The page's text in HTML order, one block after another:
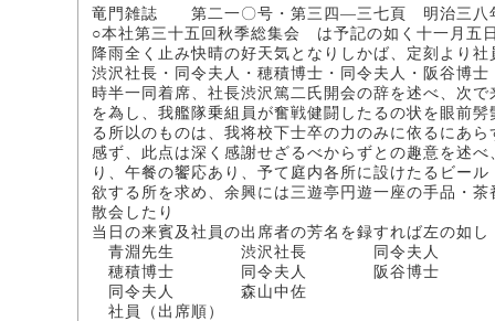
竜門雑誌 第二一〇号・第三四―三七頁 明治三八
○本社第三十五回秋季総集会 は予記の如く十一月五
降雨全く止み快晴の好天気となりしかば、定刻より
渋沢社長・同令夫人・穂積博士・同令夫人・阪谷博
時半一同着席、社長渋沢篤二氏開会の辞を述べ、次
を為し、我艦隊乗組員が奮戦健闘したるの状を眼前
る所以のものは、我将校下士卒の力のみに依るにあ
感ず、此点は深く感謝せざるべからずとの趣意を
り、午餐の饗応あり、予て庭内各所に設けたるビー
欲する所を求め、余興には三遊亭円遊一座の手品・
散会したり
当日の来賓及社員の出席者の芳名を録すれば左の如し
青淵先生 渋沢社長 同令夫人
穂積博士 同令夫人 阪谷博士
同令夫人 森山中佐
社員（出席順）